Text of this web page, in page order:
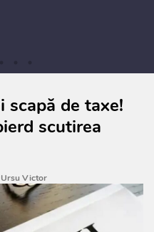
scapă de taxe!
scutirea
Ursu Victor